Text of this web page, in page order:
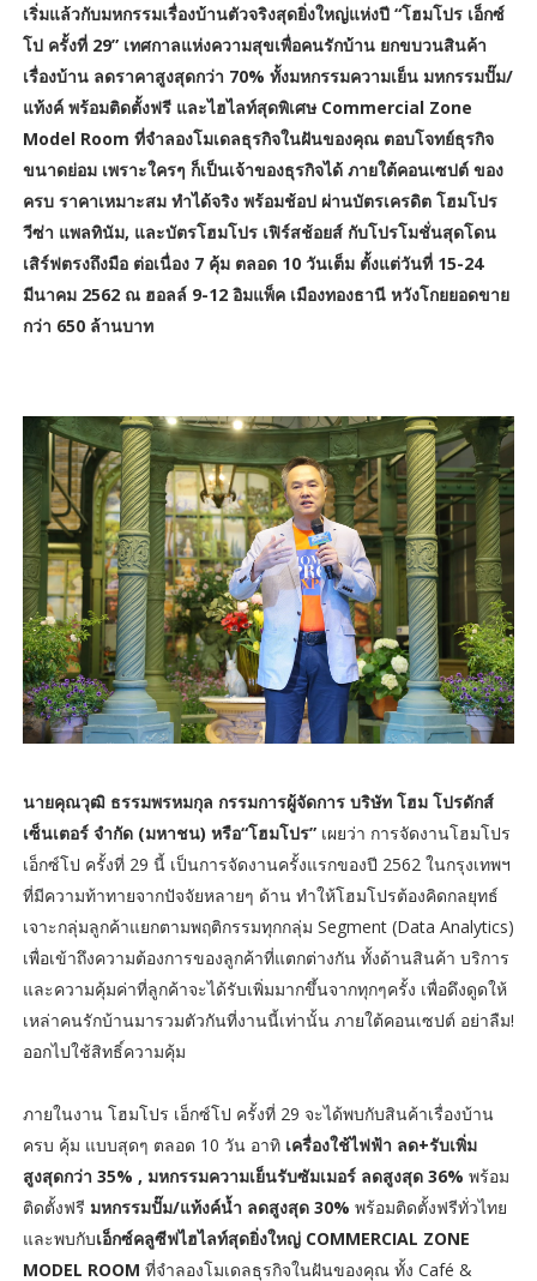
เริ่มแล้วกับมหกรรมเรื่องบ้านตัวจริงสุดยิ่งใหญ่แห่งปี “โฮมโปร เอ็กซ์
โป ครั้งที่ 29” เทศกาลแห่งความสุขเพื่อคนรักบ้าน ยกขบวนสินค้า
เรื่องบ้าน ลดราคาสูงสุดกว่า 70% ทั้งมหกรรมความเย็น มหกรรมปั๊ม/
แท้งค์ พร้อมติดตั้งฟรี และไฮไลท์สุดพิเศษ Commercial Zone
Model Room ที่จำลองโมเดลธุรกิจในฝันของคุณ ตอบโจทย์ธุรกิจ
ขนาดย่อม เพราะใครๆ ก็เป็นเจ้าของธุรกิจได้ ภายใต้คอนเซปต์ ของ
ครบ ราคาเหมาะสม ทำได้จริง พร้อมช้อป ผ่านบัตรเครดิต โฮมโปร
วีซ่า แพลทินัม, และบัตรโฮมโปร เฟิร์สช้อยส์ กับโปรโมชั่นสุดโดน
เสิร์ฟตรงถึงมือ ต่อเนื่อง 7 คุ้ม ตลอด 10 วันเต็ม ตั้งแต่วันที่ 15-24
มีนาคม 2562 ณ ฮอลล์ 9-12 อิมแพ็ค เมืองทองธานี หวังโกยยอดขาย
กว่า 650 ล้านบาท
นายคุณวุฒิ ธรรมพรหมกุล กรรมการผู้จัดการ บริษัท โฮม โปรดักส์
เซ็นเตอร์ จำกัด (มหาชน) หรือ“โฮมโปร” เผยว่า การจัดงานโฮมโปร
เอ็กซ์โป ครั้งที่ 29 นี้ เป็นการจัดงานครั้งแรกของปี 2562 ในกรุงเทพฯ
ที่มีความท้าทายจากปัจจัยหลายๆ ด้าน ทำให้โฮมโปรต้องคิดกลยุทธ์
เจาะกลุ่มลูกค้าแยกตามพฤติกรรมทุกกลุ่ม Segment (Data Analytics)
เพื่อเข้าถึงความต้องการของลูกค้าที่แตกต่างกัน ทั้งด้านสินค้า บริการ
และความคุ้มค่าที่ลูกค้าจะได้รับเพิ่มมากขึ้นจากทุกๆครั้ง เพื่อดึงดูดให้
เหล่าคนรักบ้านมารวมตัวกันที่งานนี้เท่านั้น ภายใต้คอนเซปต์ อย่าลืม!
ออกไปใช้สิทธิ์ความคุ้ม
ภายในงาน โฮมโปร เอ็กซ์โป ครั้งที่ 29 จะได้พบกับสินค้าเรื่องบ้าน
ครบ คุ้ม แบบสุดๆ ตลอด 10 วัน อาทิ เครื่องใช้ไฟฟ้า ลด+รับเพิ่ม
สูงสุดกว่า 35% , มหกรรมความเย็นรับซัมเมอร์ ลดสูงสุด 36% พร้อม
ติดตั้งฟรี มหกรรมปั๊ม/แท้งค์น้ำ ลดสูงสุด 30% พร้อมติดตั้งฟรีทั่วไทย
และพบกับเอ็กซ์คลูซีฟไฮไลท์สุดยิ่งใหญ่ COMMERCIAL ZONE
MODEL ROOM ที่จำลองโมเดลธุรกิจในฝันของคุณ ทั้ง Café &